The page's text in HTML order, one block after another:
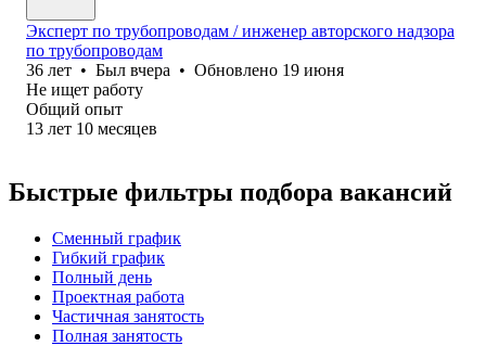
Эксперт по трубопроводам / инженер авторского надзора
по трубопроводам
36 лет • Был вчера • Обновлено 19 июня
Не ищет работу
Общий опыт
13 лет 10 месяцев
Быстрые фильтры подбора вакансий
Сменный график
Гибкий график
Полный день
Проектная работа
Частичная занятость
Полная занятость